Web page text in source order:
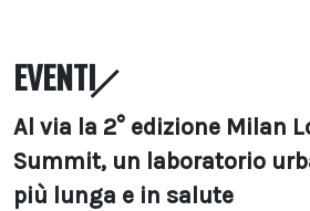
EVENTI
Al via la 2° edizione Milan
Summit, un laboratorio
più lunga e in salute